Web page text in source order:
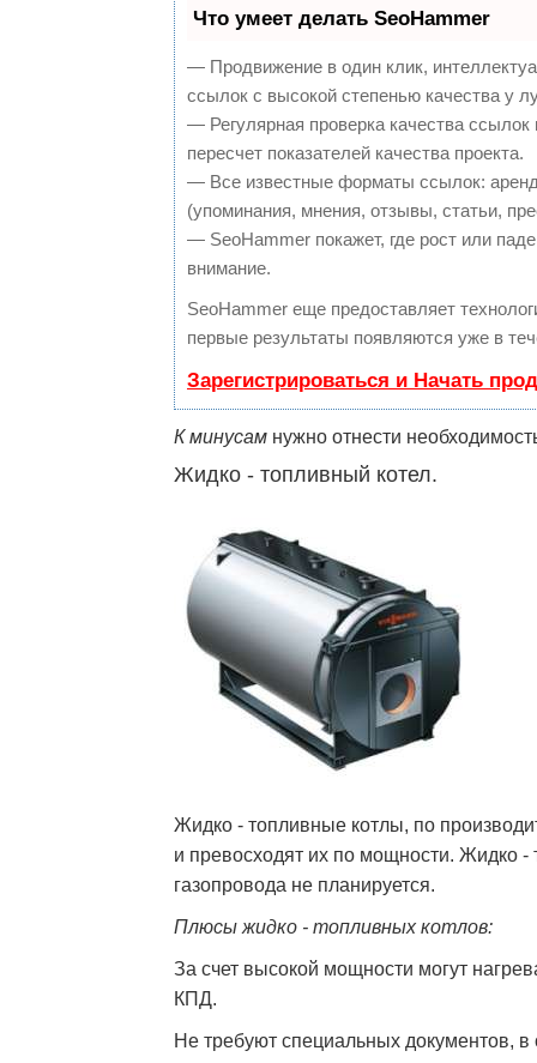
Что умеет делать SeoHammer
— Продвижение в один клик,
ссылок с высокой степенью качества у
— Регулярная проверка качества
пересчет показателей качества проекта.
— Все известные форматы ссылок:
(упоминания, мнения, отзывы, статьи,
— SeoHammer покажет, где рост или
внимание.
SeoHammer еще предоставляет
первые результаты появляются уже в
Зарегистрироваться и Начать
К минусам нужно отнести
Жидко - топливный котел.
Жидко - топливные котлы, по
и превосходят их по мощности. Жидко
газопровода не планируется.
Плюсы жидко - топливных котлов:
За счет высокой мощности могут
КПД.
Не требуют специальных документов, в